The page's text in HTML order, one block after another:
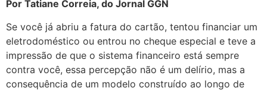
Por Tatiane Correia, do Jornal GGN
Se você já abriu a fatura do cartão, tentou financiar um
eletrodoméstico ou entrou no cheque especial e teve a
impressão de que o sistema financeiro está sempre
contra você, essa percepção não é um delírio, mas a
consequência de um modelo construído ao longo de